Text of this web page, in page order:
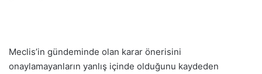
Meclis’in gündeminde olan karar önerisini
onaylamayanların yanlış içinde olduğunu kaydeden